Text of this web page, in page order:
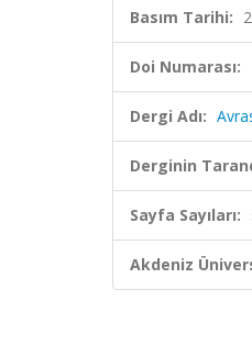
Basım Tarihi:
Doi Numarası:
Dergi Adı:
Derginin
Sayfa Sayıları:
Akdeniz